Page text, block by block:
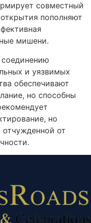
совместный
пополняют
мишени.
и уязвимых
обеспечивают
но способны
но
от